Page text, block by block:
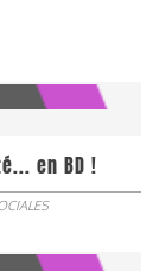
en BD !